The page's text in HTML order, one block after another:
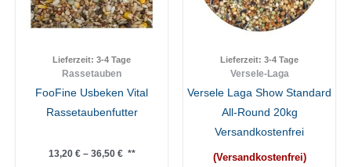
Lieferzeit: 3-4 Tage
Rassetauben
FooFine Usbeken Vital
Rassetaubenfutter
13,20 €– 36,50 €**
Lieferzeit: 3-4 Tage
Versele-Laga
Versele Laga Show Standard
All-Round 20kg
Versandkostenfrei
(Versandkostenfrei)